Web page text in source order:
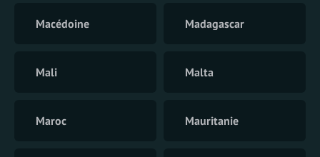
Macédoine Madagascar
Mali Malta
Maroc Mauritanie